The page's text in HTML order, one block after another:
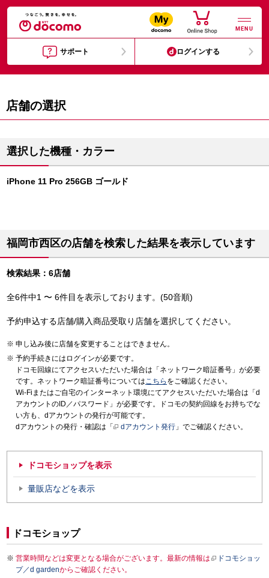
MENU
サポート ログインする
店舗の選択
選択した機種・カラー
iPhone 11 Pro 256GB ゴールド
福岡市西区の店舗を検索した結果を表示しています
検索結果：6店舗
全6件中1 〜 6件目を表示しております。(50音順)
予約申込する店舗/購入商品受取り店舗を選択してください。
申し込み後に店舗を変更することはできません。
予約手続きにはログインが必要です。
ドコモ回線にてアクセスいただいた場合は「ネットワーク暗証番号」が必要
です。ネットワーク暗証番号についてはこちら をご確認ください。
Wi-Fiまたはご自宅のインターネット環境にてアクセスいただいた場合は「d
アカウントのID／パスワード」が必要です。ドコモの契約回線をお持ちでな
い方も、dアカウントの発行が可能です。
dアカウントの発行・確認は「
dアカウント発行 」でご確認ください。
ドコモショップを表示
量販店などを表示
ドコモショップ
営業時間などは変更となる場合がございます。最新の情報は
ドコモショッ
プ／d gardenからご確認ください。